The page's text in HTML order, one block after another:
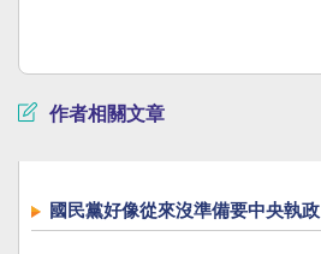
作者相關文章
國民黨好像從來沒準備要中央執政